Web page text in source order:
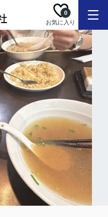
お気に入り
0